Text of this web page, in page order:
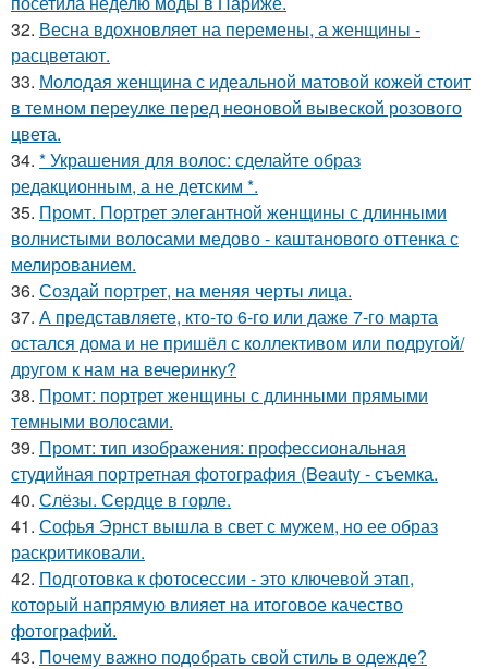
32. Весна вдохновляет на перемены, а женщины -
расцветают.
33. Молодая женщина с идеальной матовой кожей стоит
в темном переулке перед неоновой вывеской розового
цвета.
34. * Украшения для волос: сделайте образ
редакционным, а не детским *.
35. Промт. Портрет элегантной женщины с длинными
волнистыми волосами медово - каштанового оттенка с
мелированием.
36. Создай портрет, на меняя черты лица.
37. А представляете, кто-то 6-го или даже 7-го марта
остался дома и не пришёл с коллективом или подругой/
другом к нам на вечеринку?
38. Промт: портрет женщины с длинными прямыми
темными волосами.
39. Промт: тип изображения: профессиональная
студийная портретная фотография (Beauty - съемка.
40. Слёзы. Сердце в горле.
41. Софья Эрнст вышла в свет с мужем, но ее образ
раскритиковали.
42. Подготовка к фотосессии - это ключевой этап,
который напрямую влияет на итоговое качество
фотографий.
43. Почему важно подобрать свой стиль в одежде?